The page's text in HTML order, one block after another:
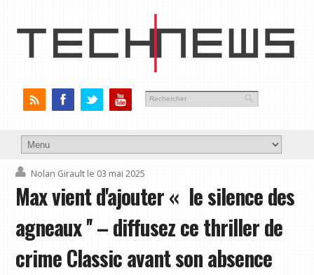
Nolan Girault le 03 mai 2025
Max vient d'ajouter « le silence des
agneaux '' – diffusez ce thriller de
crime Classic avant son absence